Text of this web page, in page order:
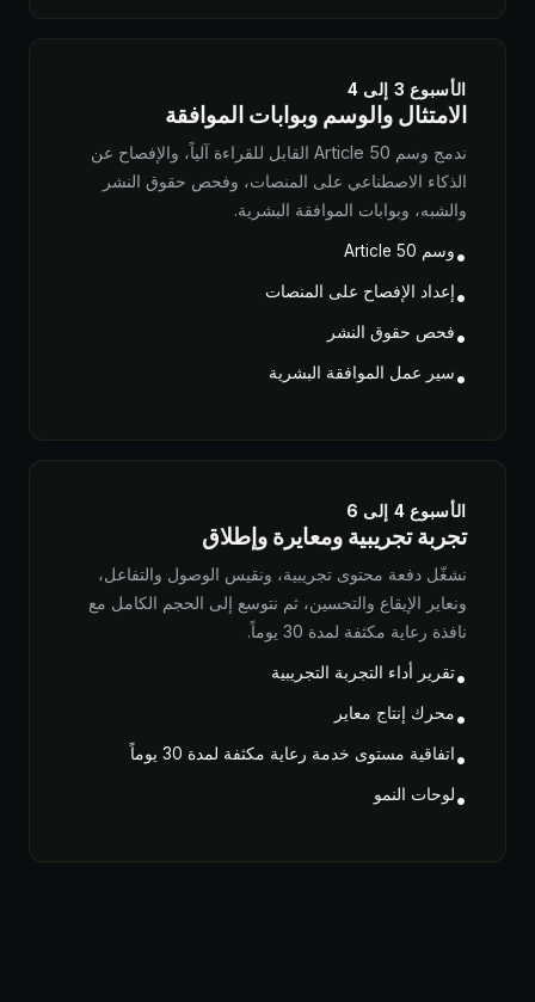
الأسبوع 3 إلى 4
الامتثال والوسم وبوابات الموافقة
ندمج وسم Article 50 القابل للقراءة آلياً، والإفصاح عن
الذكاء الاصطناعي على المنصات، وفحص حقوق النشر
والشبه، وبوابات الموافقة البشرية.
•وسم Article 50
•إعداد الإفصاح على المنصات
•فحص حقوق النشر
•سير عمل الموافقة البشرية
الأسبوع 4 إلى 6
تجربة تجريبية ومعايرة وإطلاق
نشغّل دفعة محتوى تجريبية، ونقيس الوصول والتفاعل،
ونعاير الإيقاع والتحسين، ثم نتوسع إلى الحجم الكامل مع
نافذة رعاية مكثفة لمدة 30 يوماً.
•تقرير أداء التجربة التجريبية
•محرك إنتاج معاير
•اتفاقية مستوى خدمة رعاية مكثفة لمدة 30 يوماً
•لوحات النمو